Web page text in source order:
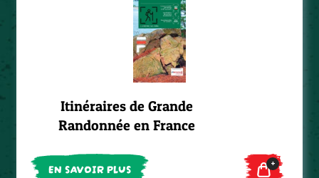
Itinéraires de Grande
Randonnée en France
EN SAVOIR PLUS +